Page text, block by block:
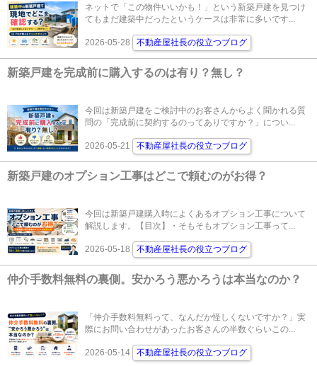
ネットで「この物件いいかも！」という新築戸建を見つけ
てもまだ建築中だったというケースは非常に多いです...
2026-05-28 不動産屋社長の役立つブログ
新築戸建を完成前に購入するのは有り？無し？
今回は新築戸建をご検討中のお客さんからよく聞かれる質
問の「完成前に契約するのってありですか？」につい...
2026-05-21 不動産屋社長の役立つブログ
新築戸建のオプション工事はどこで頼むのがお得？
今回は新築戸建購入時によくあるオプション工事について
解説します。【目次】・そもそもオプション工事って...
2026-05-18 不動産屋社長の役立つブログ
仲介手数料無料の裏側。安かろう悪かろうは本当なのか？
「仲介手数料無料って、なんだか怪しくないですか？」実
際にお問い合わせがあったお客さんの半数ぐらいこの...
2026-05-14 不動産屋社長の役立つブログ